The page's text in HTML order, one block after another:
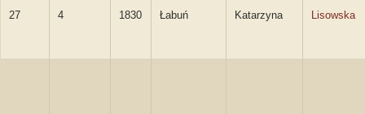
27 4 1830 Łabuń Katarzyna Lisowska